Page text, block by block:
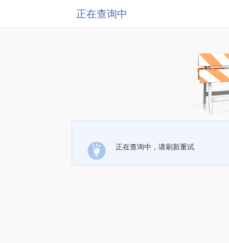
正在查询中
正在查询中，请刷新重试